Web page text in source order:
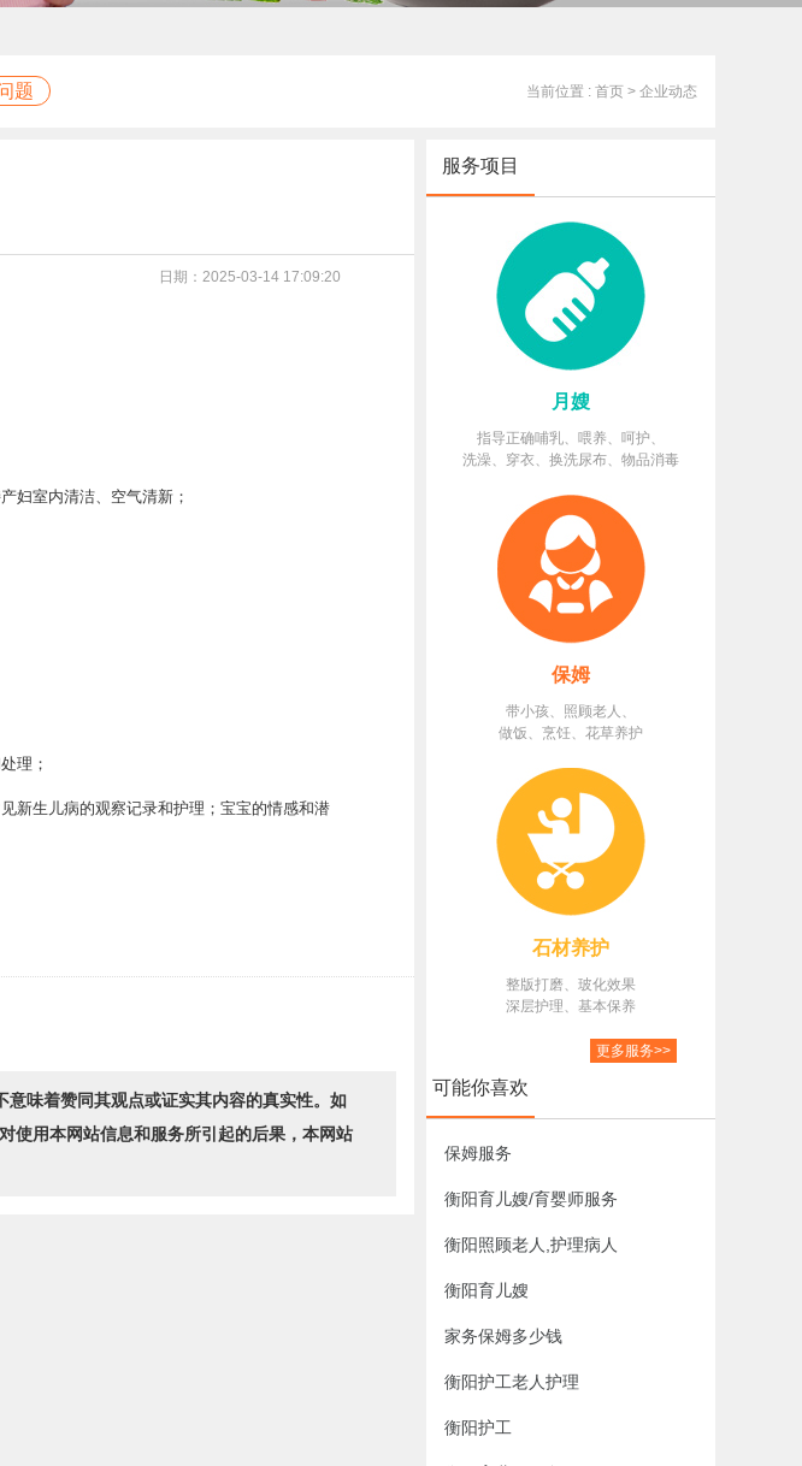
题 当前位置 : 首页 > 企业动态
日期：2025-03-14 17:09:20
妇室内清洁、空气清新；
理；
生儿病的观察记录和护理；宝宝的情感和潜
味着赞同其观点或证实其内容的真实性。如
使用本网站信息和服务所引起的后果，本网站
服务项目
月嫂
指导正确哺乳、喂养、呵护、
洗澡、穿衣、换洗尿布、物品消毒
保姆
带小孩、照顾老人、
做饭、烹饪、花草养护
石材养护
整版打磨、玻化效果
深层护理、基本保养
更多服务>>
可能你喜欢
保姆服务
衡阳育儿嫂/育婴师服务
衡阳照顾老人,护理病人
衡阳育儿嫂
家务保姆多少钱
衡阳护工老人护理
衡阳护工